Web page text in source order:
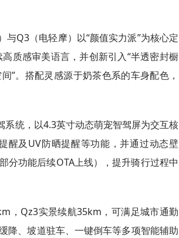
Q3（电轻摩）以“颜值实力派”为核心定
质感审美语言，并创新引入“半透密封橱
”。搭配灵感源于奶茶色系的车身配色，
统，以4.3英寸动态萌宠智驾屏为交互核
醒及UV防晒提醒等功能，并通过动态壁
分功能后续OTA上线），提升骑行过程中
，Qz3实景续航35km，可满足城市通勤
降、坡道驻车、一键倒车等多项智能辅助